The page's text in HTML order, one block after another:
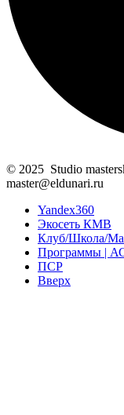
© 2025 Studio
master@eldunari.ru
Yandex360
Экосеть КМВ
Клуб/Школа/
Программы |
ПСР
Вверх